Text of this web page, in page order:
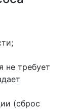
не требует
(сброс